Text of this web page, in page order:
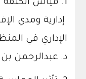
1.
قياس الكلفة
إدارية ومدي
الإداري في
د. عبدالرحمن